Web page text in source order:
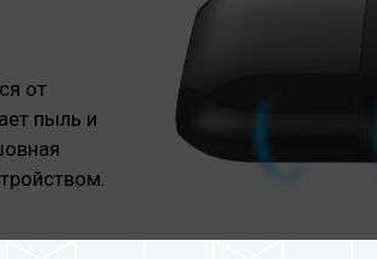
от
пыль и